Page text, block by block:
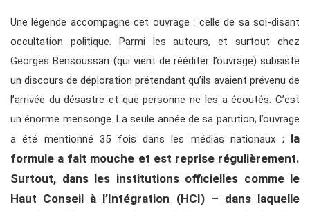
Une légende accompagne cet ouvrage : celle de sa soi-disant
occultation politique. Parmi les auteurs, et surtout chez
Georges Bensoussan (qui vient de rééditer l’ouvrage) subsiste
un discours de déploration prétendant qu’ils avaient prévenu de
l’arrivée du désastre et que personne ne les a écoutés. C’est
un énorme mensonge. La seule année de sa parution, l’ouvrage
a été mentionné 35 fois dans les médias nationaux ; la
formule a fait mouche et est reprise régulièrement.
Surtout, dans les institutions officielles comme le
Haut Conseil à l’Intégration (HCI) – dans laquelle